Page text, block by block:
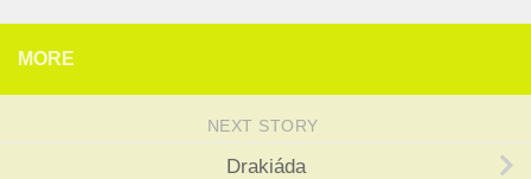
MORE
NEXT STORY
Drakiáda